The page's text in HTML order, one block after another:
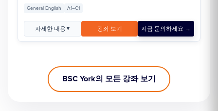
General English A1–C1
자세한 내용 ▼ 강좌 보기 지금 문의하세요 →
BSC York의 모든 강좌 보기